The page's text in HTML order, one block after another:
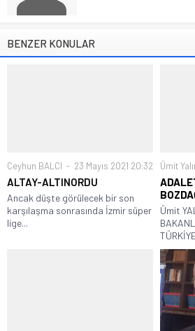
BENZER KONULAR
Ceyhun BALCI 23 Mayıs 2021 20:32
ALTAY-ALTINORDU
Ancak düşte görülecek bir son
karşılaşma sonrasında İzmir süper
lige...
Ümit
Ümit